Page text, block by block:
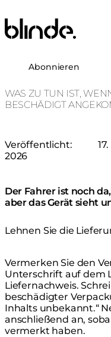
Blinde Design
Über uns
Support
Abonnieren
WAS ZU TUN IST,
BESCHÄDIGT
Veröffentlicht:
2026
Der Fahrer ist noch
aber das Gerät sieht
Lehnen Sie die
Vermerken Sie den
Unterschrift auf dem
Liefernachweis.
beschädigter
Inhalts unbekannt.“
anschließend an,
vermerkt haben.